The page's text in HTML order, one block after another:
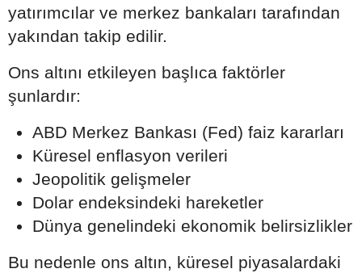
yatırımcılar ve merkez bankaları tarafından
yakından takip edilir.
Ons altını etkileyen başlıca faktörler
şunlardır:
ABD Merkez Bankası (Fed) faiz kararları
Küresel enflasyon verileri
Jeopolitik gelişmeler
Dolar endeksindeki hareketler
Dünya genelindeki ekonomik belirsizlikler
Bu nedenle ons altın, küresel piyasalardaki